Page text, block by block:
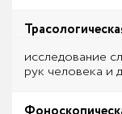
исследование
рук человека и